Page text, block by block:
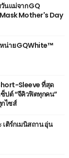
นแม่จาก GQ
Mother's Day
น่าย GQWhite™
Sleeve ที่สุด
ปต์ “จีคิวฟิตทุกคน”
ไซส์
เติร์กเมนิสถาน อุ่น